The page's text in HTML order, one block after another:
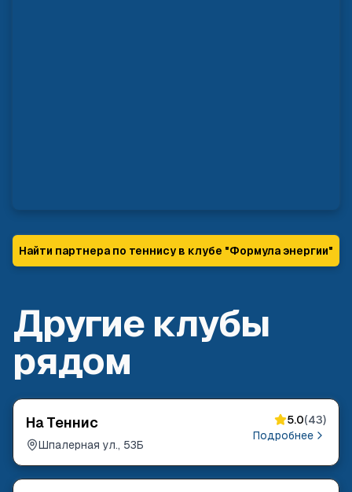
Найти партнера по теннису в клубе "Формула энергии"
Другие клубы
рядом
На Теннис
Шпалерная ул., 53Б
5.0(43)
Подробнее